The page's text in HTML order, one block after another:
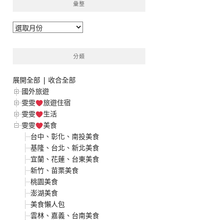
彙整
彙
分類
展開全部 | 收合全部
國外旅遊
雯雯
旅遊住宿
雯雯
生活
雯雯
美食
台中、彰化、南投美食
基隆、台北、新北美食
宜蘭、花蓮、台東美食
新竹、苗栗美食
桃園美食
澎湖美食
美食懶人包
雲林、嘉義、台南美食